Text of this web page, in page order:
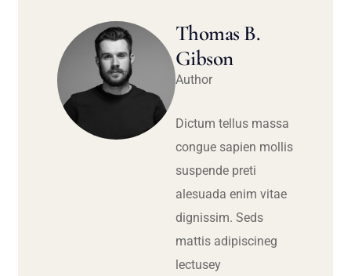
Thomas B.
Gibson
Author
Dictum tellus massa
congue sapien mollis
suspende preti
alesuada enim vitae
dignissim. Seds
mattis adipiscineg
lectusey